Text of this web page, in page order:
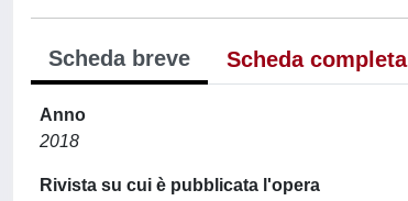
Scheda breve Scheda completa
Anno
2018
Rivista su cui è pubblicata l'opera